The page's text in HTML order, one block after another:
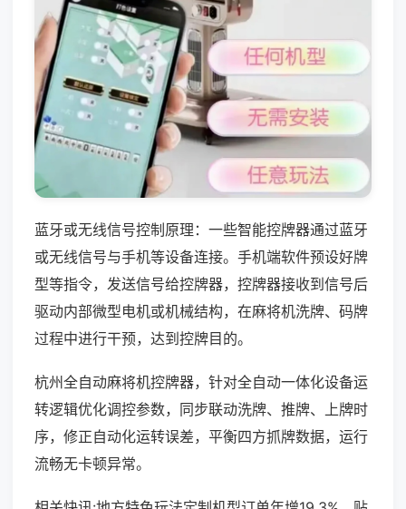
蓝牙或无线信号控制原理：一些智能控牌器通过蓝牙
或无线信号与手机等设备连接。手机端软件预设好牌
型等指令，发送信号给控牌器，控牌器接收到信号后
驱动内部微型电机或机械结构，在麻将机洗牌、码牌
过程中进行干预，达到控牌目的。
杭州全自动麻将机控牌器，针对全自动一体化设备运
转逻辑优化调控参数，同步联动洗牌、推牌、上牌时
序，修正自动化运转误差，平衡四方抓牌数据，运行
流畅无卡顿异常。